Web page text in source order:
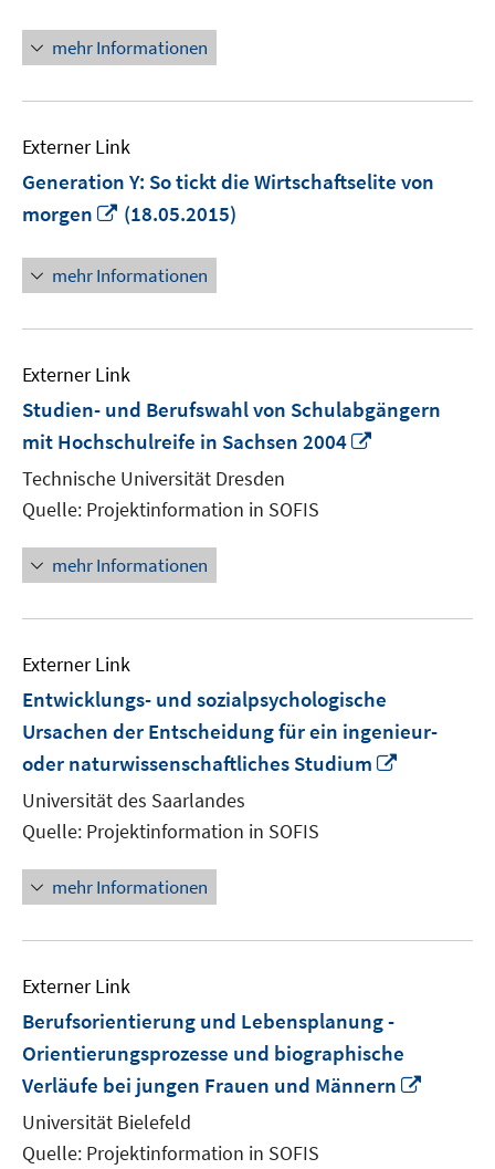
öffnen
mehr Informationen
Externer Link
Generation Y: So tickt die Wirtschaftselite von
morgen
In
Fenster
öffnen
(18.05.2015)
mehr Informationen
Externer Link
Studien- und Berufswahl von Schulabgängern
mit Hochschulreife in Sachsen 2004
Technische Universität Dresden
Quelle: Projektinformation in SOFIS
mehr Informationen
Externer Link
Entwicklungs- und sozialpsychologische
Ursachen der Entscheidung für ein ingenieur-
oder naturwissenschaftliches Studium
Universität des Saarlandes
Quelle: Projektinformation in SOFIS
mehr Informationen
Externer Link
Berufsorientierung und Lebensplanung -
Orientierungsprozesse und biographische
Verläufe bei jungen Frauen und Männern
Universität Bielefeld
Quelle: Projektinformation in SOFIS